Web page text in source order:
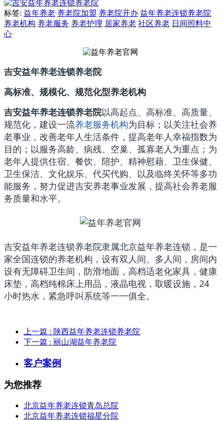
标签: 益年养老 养老院加盟 养老院开办 益年养老连锁养老院
养老机构 养老服务 养老护理 居家养老 社区养老 日间照料中
心
吉安益年养老连锁养老院
高标准、规模化、规范化型养老机构
吉安益年养老连锁养老院以高起点、高标准、高质量、
规范化，建设一流养老服务机构为目标；以关注社会养
老事业，改善老年人生活条件，提高老年人幸福指数为
目的；以服务高龄、病残、空巢、孤寡老人为重点；为
老年人提供住宿、餐饮、陪护、精神慰藉、卫生保健、
卫生保洁、文化娱乐、代买代购、以及临终关怀等多功
能服务，努力促进吉安养老事业发展，提高社会养老服
务质量和水平。
吉安益年养老连锁养老院隶属北京益年养老连锁，是一
家全国连锁的养老机构，设有双人间、多人间，房间内
设有无障碍卫生间，防滑地面，高档适老化家具，健康
床垫，高档纯棉床上用品，液晶电视，取暖设施，24
小时热水，紧急呼叫系统等一一俱全。
上一篇 : 陕西益年养老连锁养老院
下一篇 : 丽山湖益年养老院
客户案例
为您推荐
北京益年养老连锁青岛总院
北京益年养老连锁福星分院